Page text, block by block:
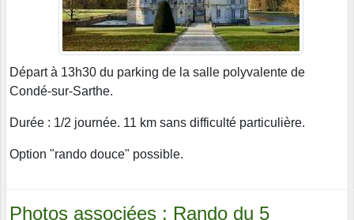
Départ à 13h30 du parking de la salle polyvalente de
Condé-sur-Sarthe.
Durée : 1/2 journée. 11 km sans difficulté particulière.
Option "rando douce" possible.
Photos associées : Rando du 5